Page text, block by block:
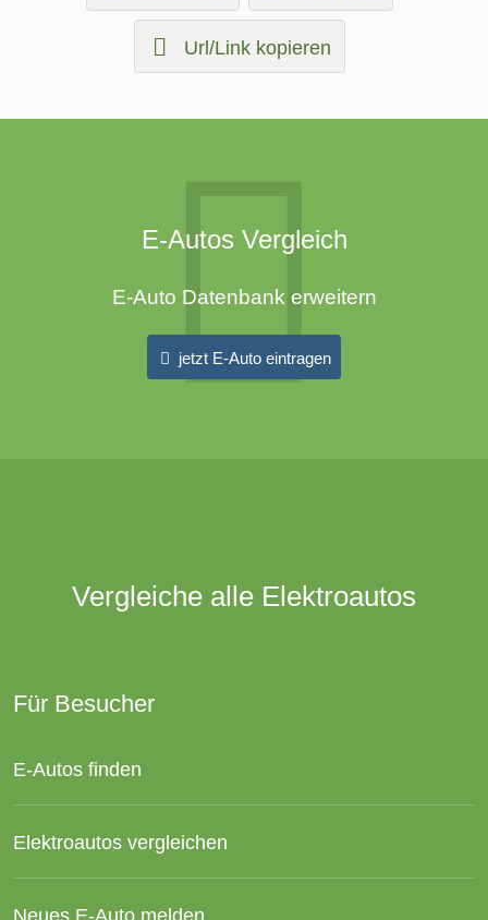
Url/Link kopieren
E-Autos Vergleich
E-Auto Datenbank erweitern
jetzt E-Auto eintragen
Vergleiche alle Elektroautos
Für Besucher
E-Autos finden
Elektroautos vergleichen
Neues E-Auto melden